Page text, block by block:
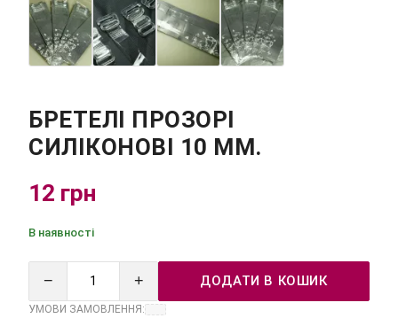
БРЕТЕЛІ ПРОЗОРІ
СИЛІКОНОВІ 10 ММ.
12 грн
В наявності
− + ДОДАТИ В КОШИК
УМОВИ ЗАМОВЛЕННЯ: